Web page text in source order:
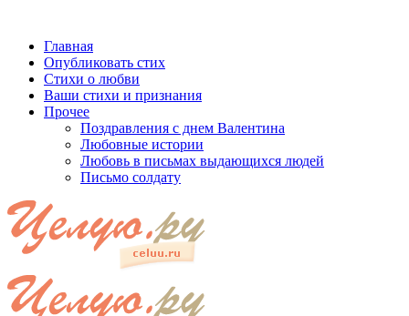
Главная
Опубликовать стих
Стихи о любви
Ваши стихи и признания
Прочее
Поздравления с днем Валентина
Любовные истории
Любовь в письмах выдающихся людей
Письмо солдату